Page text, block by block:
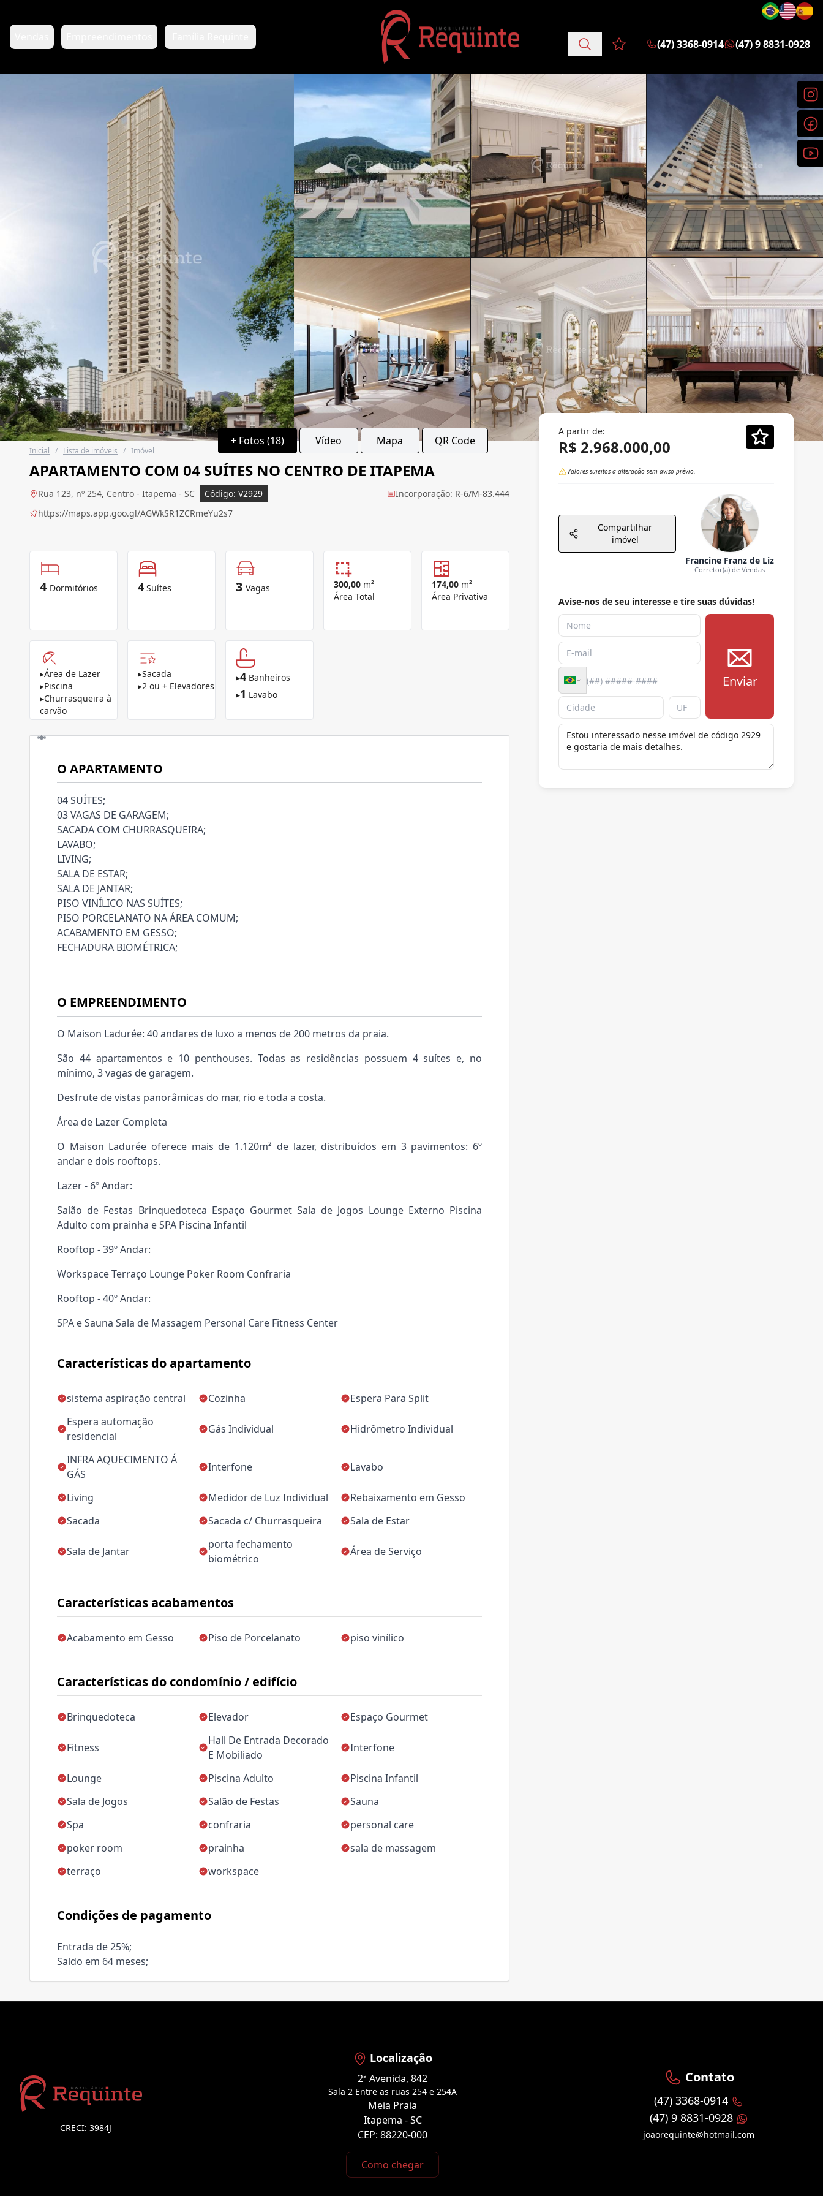
Favoritos (0 itens)
(47) 3368-0914 (47) 9 8831-0928
+ Fotos (18) Vídeo Mapa QR Code
Inicial / Lista de imóveis / Imóvel
APARTAMENTO COM 04 SUÍTES NO CENTRO DE ITAPEMA
Rua 123, nº 254, Centro - Itapema - SC Código: V2929
Incorporação: R-6/M-83.444
https://maps.app.goo.gl/AGWkSR1ZCRmeYu2s7
4 Dormitórios 4 Suítes 3 Vagas 300,00 m²
Área Total
174,00 m²
Área Privativa
▸Área de Lazer
▸Piscina
▸Churrasqueira à
carvão
▸Sacada
▸2 ou + Elevadores
▸4 Banheiros
▸1 Lavabo
Características do apartamento
sistema aspiração central Cozinha
Espera Para Split
Espera automação
residencial
Gás Individual Hidrômetro Individual
INFRA AQUECIMENTO Á
GÁS
Interfone Lavabo
Living Medidor de Luz Individual
Rebaixamento em Gesso
Sacada
Sacada c/ Churrasqueira Sala de Estar
Sala de Jantar
porta fechamento
biométrico
Área de Serviço
Características acabamentos
Acabamento em Gesso Piso de Porcelanato piso vinílico
Características do condomínio / edifício
Brinquedoteca Elevador Espaço Gourmet
Fitness
Hall De Entrada Decorado
E Mobiliado
Interfone
Lounge Piscina Adulto
Piscina Infantil
Sala de Jogos
Salão de Festas
Sauna
Spa
confraria
personal care
poker room
prainha
sala de massagem
terraço
workspace
O APARTAMENTO
04 SUÍTES;
03 VAGAS DE GARAGEM;
SACADA COM CHURRASQUEIRA;
LAVABO;
LIVING;
SALA DE ESTAR;
SALA DE JANTAR;
PISO VINÍLICO NAS SUÍTES;
PISO PORCELANATO NA ÁREA COMUM;
ACABAMENTO EM GESSO;
FECHADURA BIOMÉTRICA;
O EMPREENDIMENTO
O Maison Ladurée: 40 andares de luxo a menos de 200 metros da praia.
São 44 apartamentos e 10 penthouses. Todas as residências possuem 4 suítes e, no
mínimo, 3 vagas de garagem.
Desfrute de vistas panorâmicas do mar, rio e toda a costa.
Área de Lazer Completa
O Maison Ladurée oferece mais de 1.120m² de lazer, distribuídos em 3 pavimentos: 6º
andar e dois rooftops.
Lazer - 6º Andar:
Salão de Festas Brinquedoteca Espaço Gourmet Sala de Jogos Lounge Externo Piscina
Adulto com prainha e SPA Piscina Infantil
Rooftop - 39º Andar:
Workspace Terraço Lounge Poker Room Confraria
Rooftop - 40º Andar:
SPA e Sauna Sala de Massagem Personal Care Fitness Center
Condições de pagamento
Entrada de 25%;
Saldo em 64 meses;
A partir de:
R$ 2.968.000,00
Valores sujeitos a alteração sem aviso prévio.
Compartilhar
imóvel
Francine Franz de Liz
Corretor(a) de Vendas
Avise-nos de seu interesse e tire suas dúvidas!
Enviar
CRECI: 3984J
Localização
2ª Avenida, 842
Sala 2 Entre as ruas 254 e 254A
Meia Praia
Itapema - SC
CEP: 88220-000
Como chegar
Contato
(47) 3368-0914
(47) 9 8831-0928
joaorequinte@hotmail.com